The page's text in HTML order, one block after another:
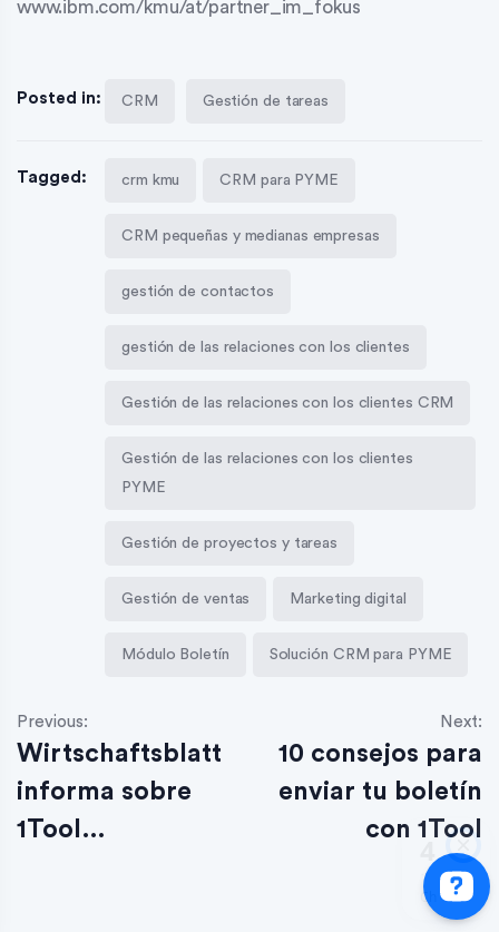
www.ibm.com/kmu/at/partner_im_fokus
Posted in: CRM Gestión de tareas
Tagged: crm kmu CRM para PYME
CRM pequeñas y medianas empresas
gestión de contactos
gestión de las relaciones con los clientes
Gestión de las relaciones con los clientes CRM
Gestión de las relaciones con los clientes
PYME
Gestión de proyectos y tareas
Gestión de ventas Marketing digital
Módulo Boletín Solución CRM para PYME
Previous:
Wirtschaftsblatt
informa sobre
1Tool…
Next:
10 consejos para
enviar tu boletín
con 1Tool